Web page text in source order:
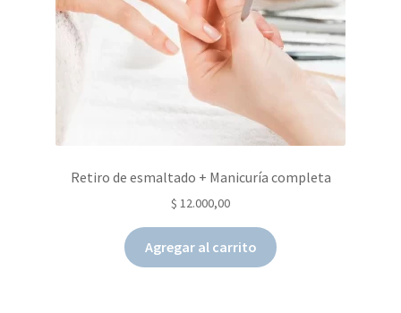
Retiro de esmaltado + Manicuría completa
$ 12.000,00
Agregar al carrito